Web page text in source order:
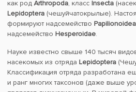
как род Arthropoda, класс Insecta
Lepidoptera (чешуйчатокрылые).
формируют надсемейство Papilionoidea
надсемейство Hesperoidae.
Науке известно свыше 140 тысяч
насекомых из отряда Lepidoptera
Классификация отряда разработана
и ранг многих таксонов (даже выше